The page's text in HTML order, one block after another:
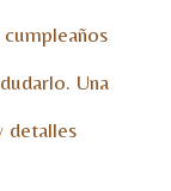
Una
detalles